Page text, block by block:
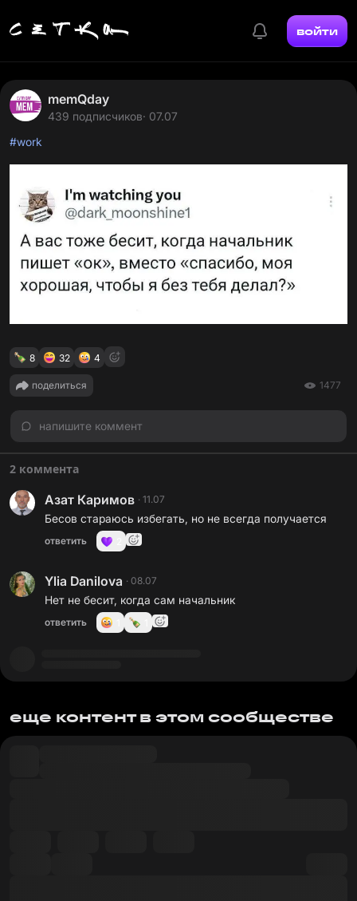
войти
memQday
439 подписчиков· 07.07
#work
8 32 4
поделиться 1477
напишите коммент
2 коммента
Азат Каримов · 11.07
Бесов стараюсь избегать, но не всегда получается
ответить
Ylia Danilova · 08.07
Нет не бесит, когда сам начальник
ответить
еще контент в этом сообществе